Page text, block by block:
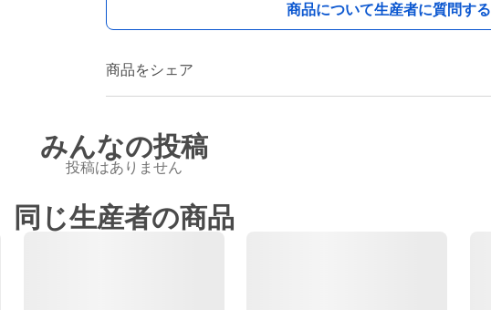
商品について生産者に質問する
商品をシェア
みんなの投稿
投稿はありません
同じ生産者の商品